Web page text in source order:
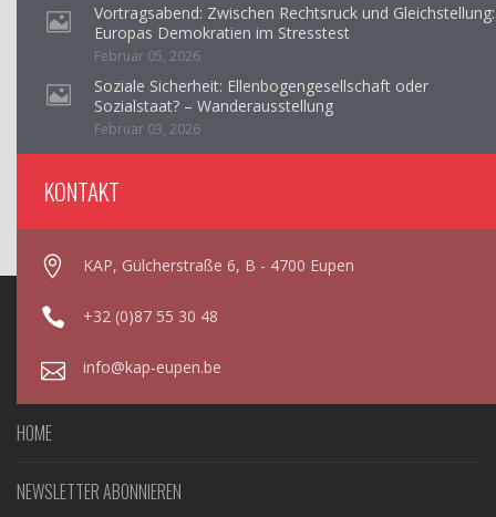
Vortragsabend: Zwischen Rechtsruck und Gleichstellung:
Europas Demokratien im Stresstest
Februar 05, 2026
Soziale Sicherheit: Ellenbogengesellschaft oder
Sozialstaat? – Wanderausstellung
Februar 03, 2026
KONTAKT
KAP, Gülcherstraße 6, B - 4700 Eupen
+32 (0)87 55 30 48
info@kap-eupen.be
HOME
NEWSLETTER ABONNIEREN